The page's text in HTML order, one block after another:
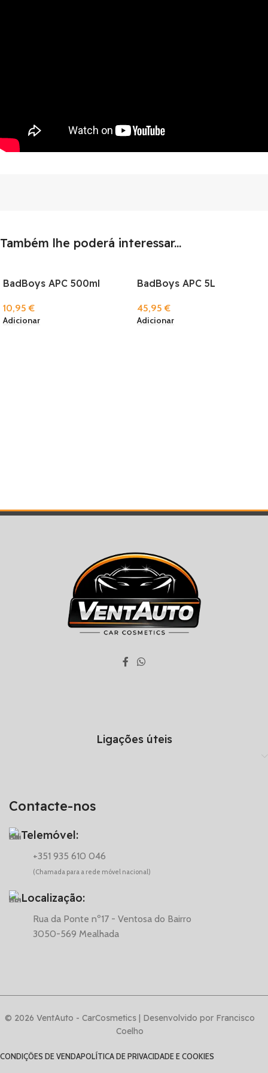
Também lhe poderá interessar...
BadBoys APC 500ml
10,95€
Adicionar
BadBoys APC 5L
45,95€
Adicionar
Contacte-nos
Telemóvel:
+351 935 610 046
(Chamada para a rede móvel nacional)
Localização:
Rua da Ponte nº17 - Ventosa do Bairro
3050-569 Mealhada
Ligações úteis
© 2026 VentAuto - CarCosmetics | Desenvolvido por Francisco
Coelho
CONDIÇÕES DE VENDAPOLÍTICA DE PRIVACIDADE E COOKIES